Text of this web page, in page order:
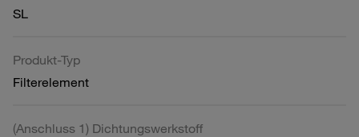
SL
Produkt-Typ
Filterelement
(Anschluss 1) Dichtungswerkstoff